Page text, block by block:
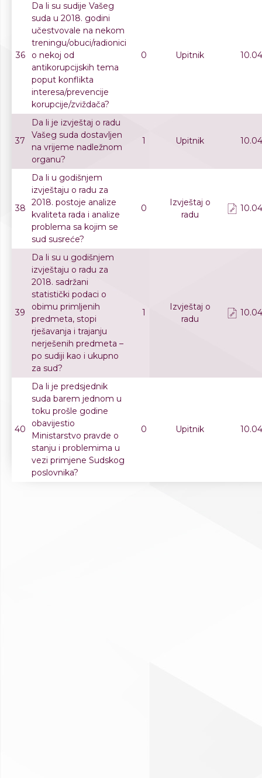
36
Da li su sudije Vašeg
suda u 2018. godini
učestvovale na nekom
treningu/obuci/radionici
o nekoj od
antikorupcijskih tema
poput konflikta
interesa/prevencije
korupcije/zviždača?
0 Upitnik
37
Da li je izvještaj o radu
Vašeg suda dostavljen
na vrijeme nadležnom
organu?
1 Upitnik
38
Da li u godišnjem
izvještaju o radu za
2018. postoje analize
kvaliteta rada i analize
problema sa kojim se
sud susreće?
0
Izvještaj o
radu
39
Da li su u godišnjem
izvještaju o radu za
2018. sadržani
statistički podaci o
obimu primljenih
predmeta, stopi
rješavanja i trajanju
nerješenih predmeta –
po sudiji kao i ukupno
za sud?
1
Izvještaj o
radu
40
Da li je predsjednik
suda barem jednom u
toku prošle godine
obavijestio
Ministarstvo pravde o
stanju i problemima u
vezi primjene Sudskog
poslovnika?
0 Upitnik